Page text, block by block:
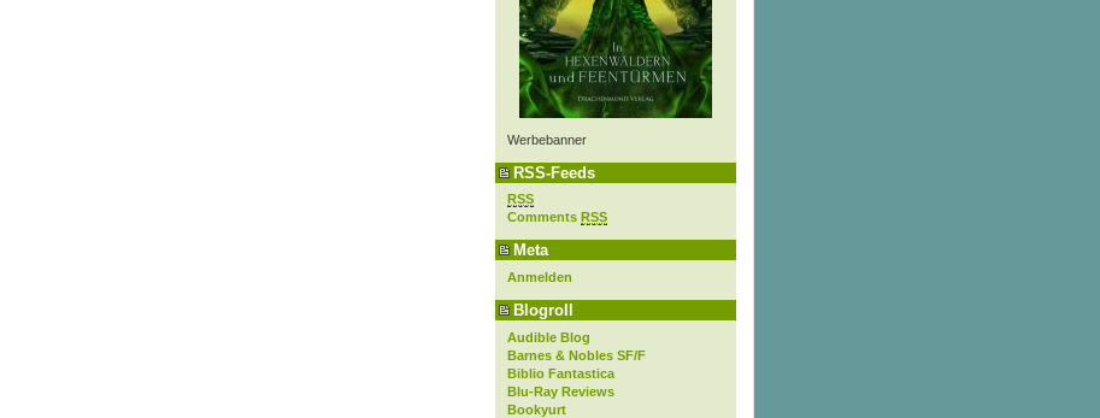
Werbebanner
RSS-Feeds
RSS
Comments RSS
Meta
Anmelden
Blogroll
Audible Blog
Barnes & Nobles SF/F
Biblio Fantastica
Blu-Ray Reviews
Bookyurt